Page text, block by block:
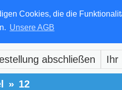
Cookies, die die
Unsere AGB
abschließen Ihr
» 12